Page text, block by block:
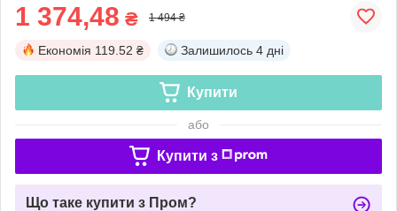
1 374,48 ₴ 1 494 ₴
Економія 119.52 ₴ Залишилось 4 дні
Купити
або
Купити з
Що таке купити з Пром?